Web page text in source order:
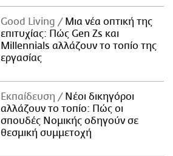
Good Living
Μια νέα οπτική της
επιτυχίας: Πώς Gen Zs και
Millennials αλλάζουν το τοπίο της
εργασίας
Εκπαίδευση
Νέοι δικηγόροι
αλλάζουν το τοπίο: Πώς οι
σπουδές Νομικής οδηγούν σε
θεσμική συμμετοχή